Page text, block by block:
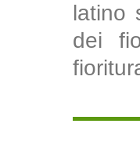
latino
dei